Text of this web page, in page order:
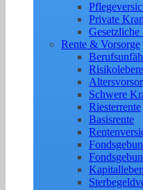
Private
Rente & Vorsorge
Schwere
Riesterrente
Basisrente